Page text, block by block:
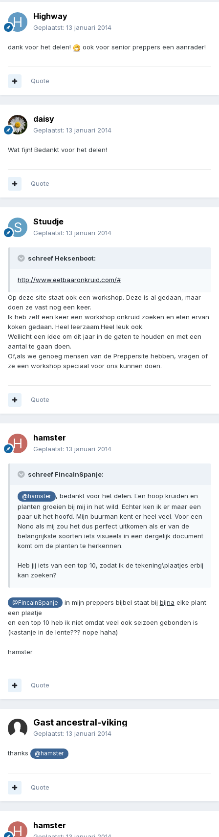
Highway
Geplaatst: 13 januari 2014
dank voor het delen! ook voor senior preppers een aanrader!
Quote
daisy
Geplaatst: 13 januari 2014
Wat fijn! Bedankt voor het delen!
Quote
Stuudje
Geplaatst: 13 januari 2014
schreef Heksenboot:
http://www.eetbaaronkruid.com/#
Op deze site staat ook een workshop. Deze is al gedaan, maar
doen ze vast nog een keer.
Ik heb zelf een keer een workshop onkruid zoeken en eten ervan
koken gedaan. Heel leerzaam.Heel leuk ook.
Wellicht een idee om dit jaar in de gaten te houden en met een
aantal te gaan doen.
Of,als we genoeg mensen van de Preppersite hebben, vragen of
ze een workshop speciaal voor ons kunnen doen.
Quote
hamster
Geplaatst: 13 januari 2014
schreef FincaInSpanje:
@hamster
, bedankt voor het delen. Een hoop kruiden en
planten groeien bij mij in het wild. Echter ken ik er maar een
paar uit het hoofd. Mijn buurman kent er heel veel. Voor een
Nono als mij zou het dus perfect uitkomen als er van de
belangrijkste soorten iets visueels in een dergelijk document
komt om de planten te herkennen.
Heb jij iets van een top 10, zodat ik de tekening\plaatjes erbij
kan zoeken?
@FincaInSpanje in mijn preppers bijbel staat bij bijna elke plant
een plaatje
en een top 10 heb ik niet omdat veel ook seizoen gebonden is
(kastanje in de lente??? nope haha)
hamster
Quote
Gast ancestral-viking
Geplaatst: 13 januari 2014
thanks @hamster
Quote
hamster